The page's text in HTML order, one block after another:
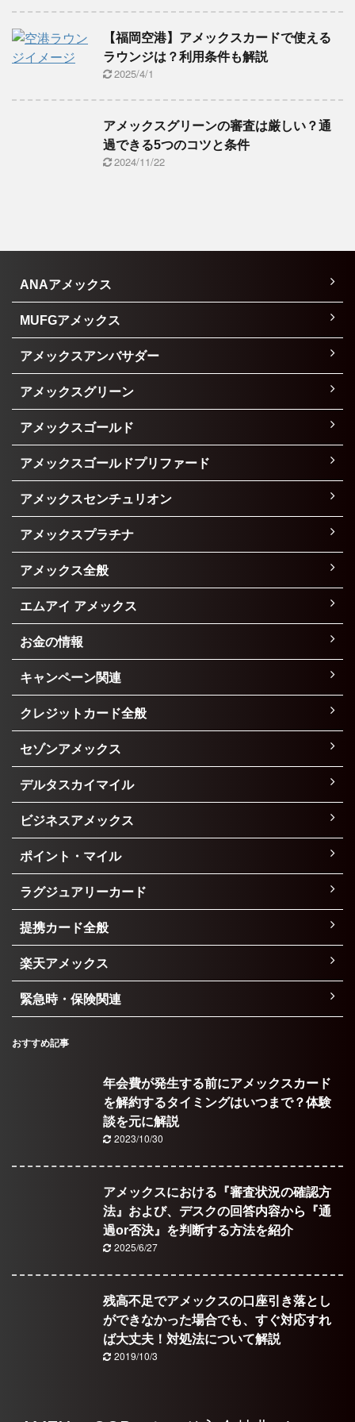
【福岡空港】アメックスカードで使える
ラウンジは？利用条件も解説
2025/4/1
アメックスグリーンの審査は厳しい？通
過できる5つのコツと条件
2024/11/22
ANAアメックス
MUFGアメックス
アメックスアンバサダー
アメックスグリーン
アメックスゴールド
アメックスゴールドプリファード
アメックスセンチュリオン
アメックスプラチナ
アメックス全般
エムアイ アメックス
お金の情報
キャンペーン関連
クレジットカード全般
セゾンアメックス
デルタスカイマイル
ビジネスアメックス
ポイント・マイル
ラグジュアリーカード
提携カード全般
楽天アメックス
緊急時・保険関連
おすすめ記事
年会費が発生する前にアメックスカード
を解約するタイミングはいつまで？体験
談を元に解説
2023/10/30
アメックスにおける『審査状況の確認方
法』および、デスクの回答内容から『通
過or否決』を判断する方法を紹介
2025/6/27
残高不足でアメックスの口座引き落とし
ができなかった場合でも、すぐ対応すれ
ば大丈夫！対処法について解説
2019/10/3